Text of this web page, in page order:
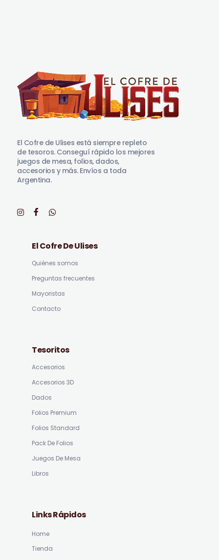
El Cofre de Ulises está siempre repleto
de tesoros. Conseguí rápido los mejores
juegos de mesa, folios, dados,
accesorios y más. Envíos a toda
Argentina.
El Cofre De Ulises
Quiénes somos
Preguntas frecuentes
Mayoristas
Contacto
Tesoritos
Accesorios
Accesorios 3D
Dados
Folios Premium
Folios Standard
Pack De Folios
Juegos De Mesa
Libros
Links Rápidos
Home
Tienda